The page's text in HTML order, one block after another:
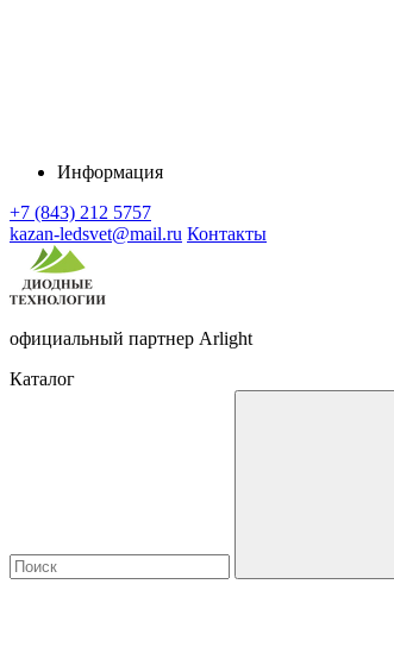
Информация
+7 (843) 212 5757
kazan-ledsvet@mail.ru Контакты
официальный партнер Arlight
Каталог